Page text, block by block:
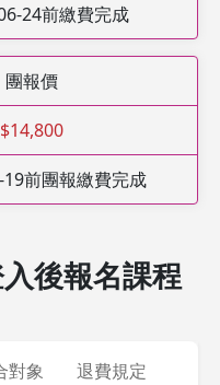
24前繳費完成
團報價
$14,800
前團報繳費完成
後報名課程
對象 退費規定